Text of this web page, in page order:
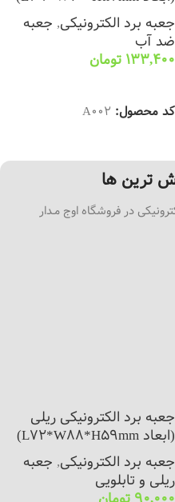
جعبه برد الکترونیکی, جعبه
ضد آب
133,400 تومان
کد محصول: A002
ترین ها
در فروشگاه اوج مـدار
جعبه برد الکترونیکی ریلی
(ابعاد L72*W88*H59mm)
جعبه برد الکترونیکی, جعبه
ریلی و تابلویی